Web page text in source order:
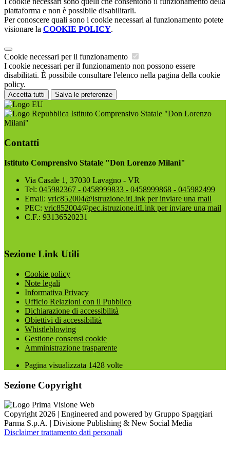
piattaforma e non è possibile disabilitarli.
Per conoscere quali sono i cookie necessari al funzionamento potete
visionare la COOKIE POLICY.
Cookie necessari per il funzionamento
I cookie necessari per il funzionamento non possono essere
disabilitati. È possibile consultare l'elenco nella pagina della cookie
policy.
Accetta tutti Salva le preferenze
Istituto Comprensivo Statale "Don Lorenzo
Milani"
Contatti
Istituto Comprensivo Statale "Don Lorenzo Milani"
Via Casale 1, 37030 Lavagno - VR
Tel: 045982367 - 0458999833 - 0458999868 - 045982499
Email: vric852004@istruzione.itLink per inviare una mail
PEC: vric852004@pec.istruzione.itLink per inviare una mail
C.F.: 93136520231
Sezione Link Utili
Cookie policy
Note legali
Informativa Privacy
Ufficio Relazioni con il Pubblico
Dichiarazione di accessibilità
Obiettivi di accessibilità
Whistleblowing
Gestione consensi cookie
Amministrazione trasparente
Pagina visualizzata 1428 volte
Sezione Copyright
Copyright 2026 | Engineered and powered by Gruppo Spaggiari
Parma S.p.A. | Divisione Publishing & New Social Media
Disclaimer trattamento dati personali